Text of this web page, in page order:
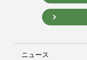
ニュース